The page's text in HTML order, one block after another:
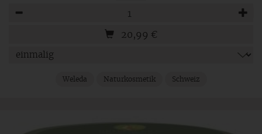
20,99 €
Weleda Naturkosmetik Schweiz